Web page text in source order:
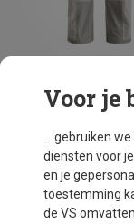
Je bespaart 29%
Voor je
... gebruiken
diensten voor
en je
toestemming
de VS